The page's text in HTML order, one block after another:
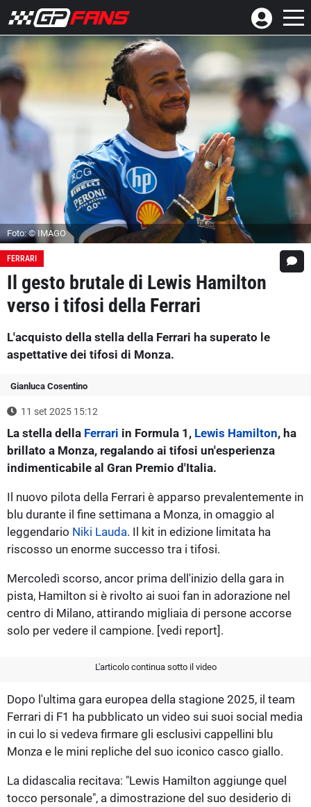
Foto: © IMAGO
FERRARI
Il gesto brutale di Lewis Hamilton
verso i tifosi della Ferrari
L'acquisto della stella della Ferrari ha superato le
aspettative dei tifosi di Monza.
Gianluca Cosentino
11 set 2025 15:12
La stella della Ferrari in Formula 1, Lewis Hamilton, ha
brillato a Monza, regalando ai tifosi un'esperienza
indimenticabile al Gran Premio d'Italia.
Il nuovo pilota della Ferrari è apparso prevalentemente in
blu durante il fine settimana a Monza, in omaggio al
leggendario Niki Lauda. Il kit in edizione limitata ha
riscosso un enorme successo tra i tifosi.
Mercoledì scorso, ancor prima dell'inizio della gara in
pista, Hamilton si è rivolto ai suoi fan in adorazione nel
centro di Milano, attirando migliaia di persone accorse
solo per vedere il campione. [vedi report].
L'articolo continua sotto il video
Dopo l'ultima gara europea della stagione 2025, il team
Ferrari di F1 ha pubblicato un video sui suoi social media
in cui lo si vedeva firmare gli esclusivi cappellini blu
Monza e le mini repliche del suo iconico casco giallo.
La didascalia recitava: "Lewis Hamilton aggiunge quel
tocco personale", a dimostrazione del suo desiderio di